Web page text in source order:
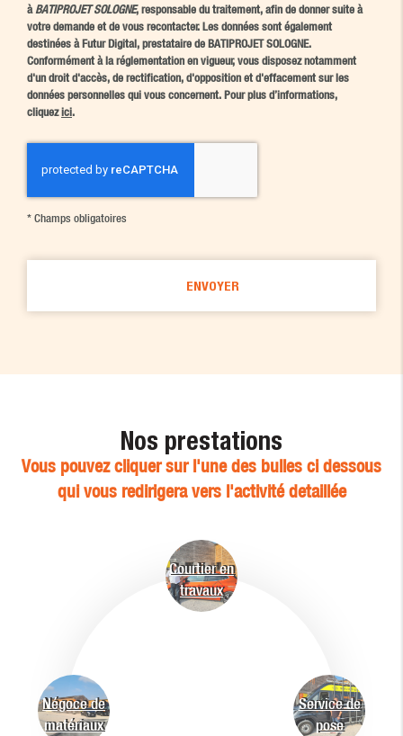
àBATIPROJET SOLOGNE, responsable du traitement, afin de donner suite à
votre demande et de vous recontacter. Les données sont également
destinées à Futur Digital, prestataire de BATIPROJET SOLOGNE.
Conformément à la réglementation en vigueur, vous disposez notamment
d'un droit d'accès, de rectification, d'opposition et d'effacement sur les
données personnelles qui vous concernent. Pour plus d’informations,
cliquez ici.
* Champs obligatoires
Nos prestations
Vous pouvez cliquer sur l'une des bulles ci dessous
qui vous redirigera vers l'activité detaillée
Courtier en
travaux
Négoce de
matériaux
Service de
pose